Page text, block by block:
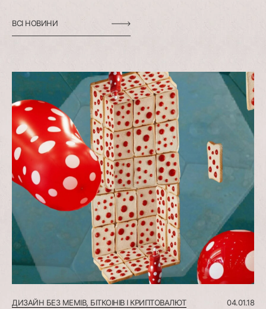
ВСІ НОВИНИ
ДИЗАЙН БЕЗ МЕМІВ, БІТКОІНІВ І КРИПТОВАЛЮТ 04.01.18